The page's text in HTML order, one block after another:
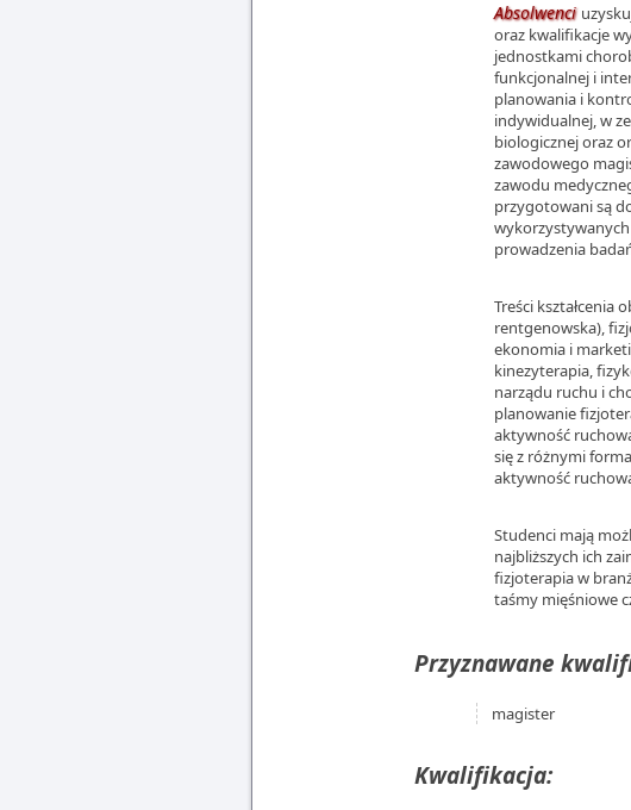
Absolwenci
oraz kwalifikacje
jednostkami
funkcjonalnej i
planowania i
indywidualnej, w
biologicznej oraz
zawodowego
zawodu
przygotowani są
prowadzenia
Treści kształcenia
rentgenowska),
ekonomia i
kinezyterapia,
narządu ruchu i
planowanie
aktywność
się z różnymi
aktywność
Studenci mają
najbliższych ich
fizjoterapia w
taśmy mięśniowe
Przyznawane
magister
Kwalifikacja: